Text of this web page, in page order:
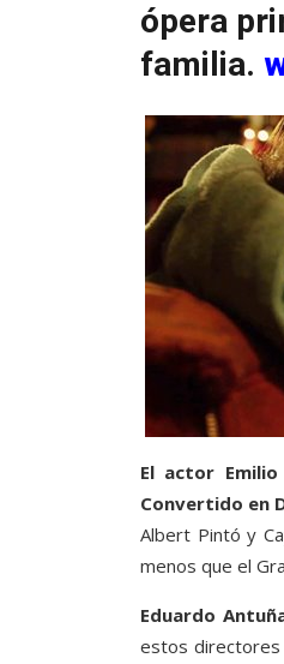
ópera
familia.
El actor
Convertido en
Albert Pintó y
menos que el
Eduardo
estos directores